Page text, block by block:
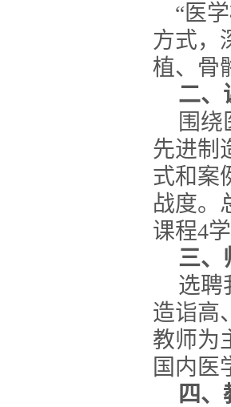
“医
方式，
植、骨
二、
围
先进制
式和案
战度。
课程4
三、
选聘
造诣高
教师为
国内医
四、